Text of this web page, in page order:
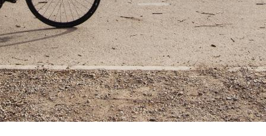
musée, étape recommandée aux amateurs des deux
roues, est dédié au cycliste trois fois champion du
monde. Remontez en selle en direction de Valcuvia,
une vallée surplombant le lac Majeur, qui borde au
nord le Mont Campo dei Fiori.
On continue le long de la vallée, sans
dénivellements, en appréciant le triomphe des